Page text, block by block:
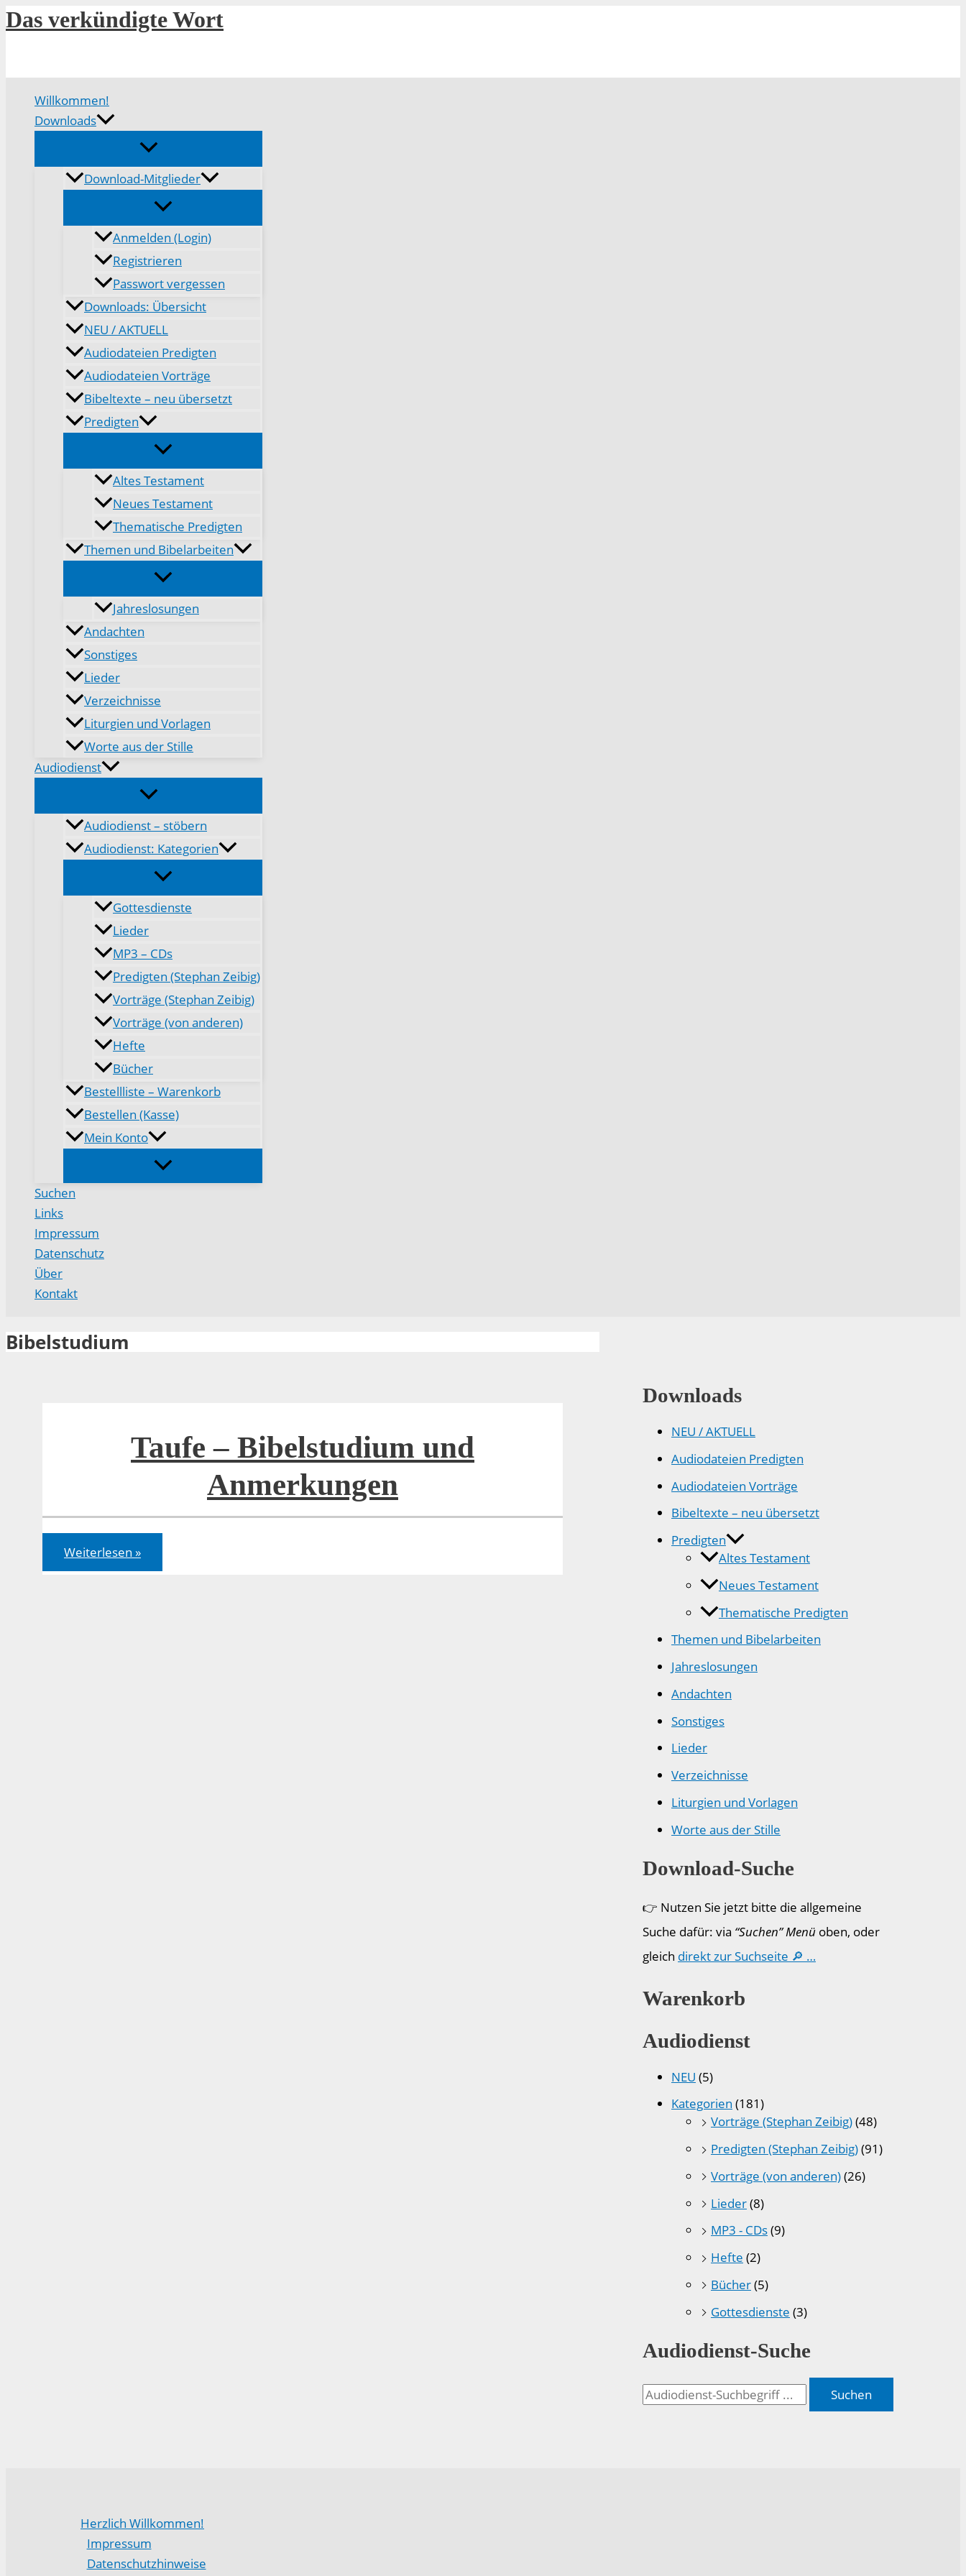
Zum
Inhalt
Das verkündigte Wort
Willkommen!
Downloads
Download-Mitglieder
Anmelden (Login)
Registrieren
Passwort vergessen
Downloads: Übersicht
NEU / AKTUELL
Audiodateien Predigten
Audiodateien Vorträge
Bibeltexte – neu übersetzt
Predigten
Altes Testament
Neues Testament
Thematische Predigten
Themen und Bibelarbeiten
Jahreslosungen
Andachten
Sonstiges
Lieder
Verzeichnisse
Liturgien und Vorlagen
Worte aus der Stille
Audiodienst
Audiodienst – stöbern
Audiodienst: Kategorien
Gottesdienste
Lieder
MP3 – CDs
Predigten (Stephan Zeibig)
Vorträge (Stephan Zeibig)
Vorträge (von anderen)
Hefte
Bücher
Bestellliste – Warenkorb
Bestellen (Kasse)
Mein Konto
Suchen
Links
Impressum
Datenschutz
Über
Kontakt
Bibelstudium
Taufe – Bibelstudium und
Anmerkungen
Taufe
–
Bibelstudium
Weiterlesen »
Downloads
NEU / AKTUELL
Audiodateien Predigten
Audiodateien Vorträge
Bibeltexte – neu übersetzt
Predigten
Altes Testament
Neues Testament
Thematische Predigten
Themen und Bibelarbeiten
Jahreslosungen
Andachten
Sonstiges
Lieder
Verzeichnisse
Liturgien und Vorlagen
Worte aus der Stille
Download-Suche
👉 Nutzen Sie jetzt bitte die allgemeine
Suche dafür: via “Suchen” Menü oben, oder
gleich direkt zur Suchseite 🔎 …
Warenkorb
Audiodienst
NEU (5)
Kategorien (181)
Vorträge (Stephan Zeibig)(48)
Predigten (Stephan Zeibig)(91)
Vorträge (von anderen)(26)
Lieder(8)
MP3 - CDs(9)
Hefte (2)
Bücher(5)
Gottesdienste (3)
Audiodienst-Suche
Suchen
Herzlich Willkommen!
Impressum
Datenschutzhinweise